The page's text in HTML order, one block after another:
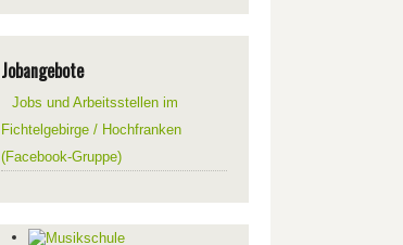
Jobangebote
Jobs und Arbeitsstellen im
Fichtelgebirge / Hochfranken
(Facebook-Gruppe)